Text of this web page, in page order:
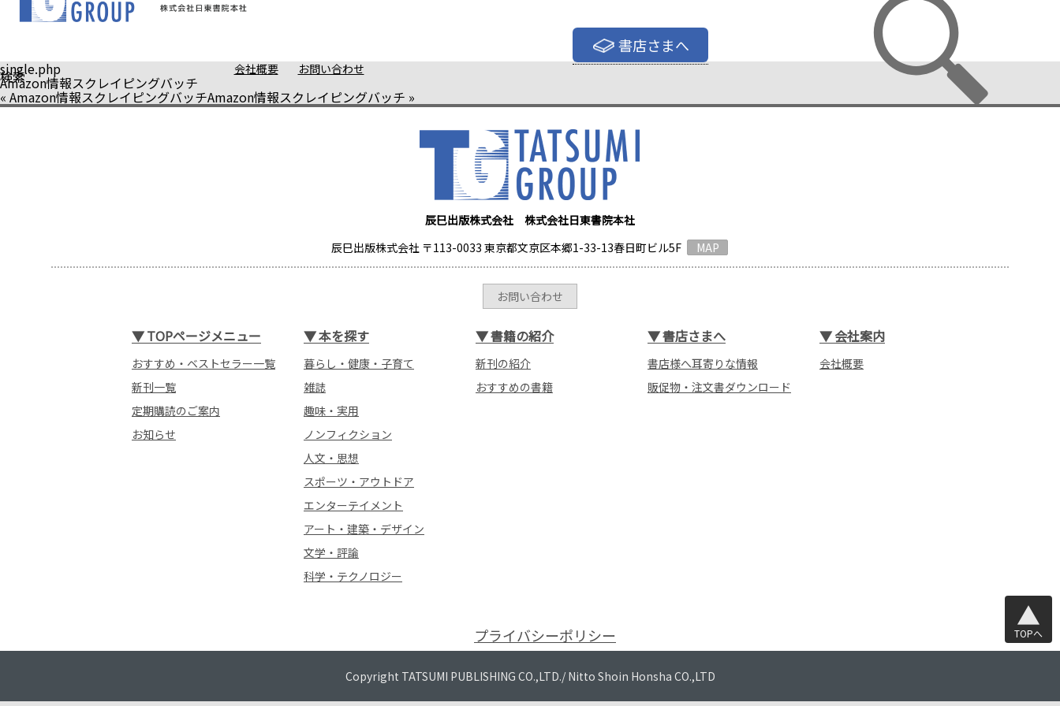
書店さまへ
会社概要 お問い合わせ
検索
single.php
Amazon情報スクレイピングバッチ
« Amazon情報スクレイピングバッチAmazon情報スクレイピングバッチ »
辰巳出版株式会社 株式会社日東書院本社
辰巳出版株式会社 〒113-0033 東京都文京区本郷1-33-13春日町ビル5F
MAP
お問い合わせ
▼TOPページメニュー
おすすめ・ベストセラー一覧
新刊一覧
定期購読のご案内
お知らせ
▼本を探す
暮らし・健康・子育て
雑誌
趣味・実用
ノンフィクション
人文・思想
スポーツ・アウトドア
エンターテイメント
アート・建築・デザイン
文学・評論
科学・テクノロジー
▼書籍の紹介
新刊の紹介
おすすめの書籍
▼書店さまへ
書店様へ耳寄りな情報
販促物・注文書ダウンロード
▼会社案内
会社概要
プライバシーポリシー TOPへ
Copyright TATSUMI PUBLISHING CO.,LTD./ Nitto Shoin Honsha CO.,LTD